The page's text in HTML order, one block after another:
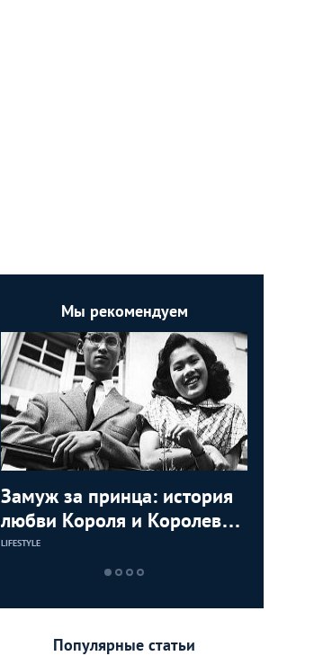
Мы рекомендуем
Замуж за принца: история
любви Короля и Королевы
Тайланда
LIFESTYLE
Популярные статьи